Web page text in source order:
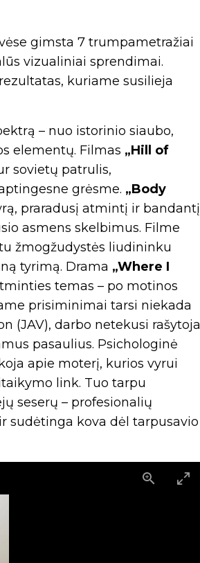
gimsta 7 trumpametražiai
vizualiniai sprendimai.
kuriame susilieja
– nuo istorinio siaubo,
elementų. Filmas „Hill of
sovietų patrulis,
grėsme. „Body
praradusį atmintį ir bandantį
asmens skelbimus. Filme
žmogžudystės liudininku
tyrimą. Drama „Where I
temas – po motinos
prisiminimai tarsi niekada
(JAV), darbo netekusi rašytoja
pasaulius. Psichologinė
apie moterį, kurios vyrui
link. Tuo tarpu
seserų – profesionalių
sudėtinga kova dėl tarpusavio